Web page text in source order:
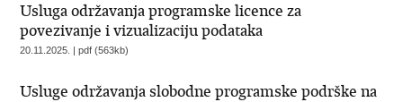
Usluga održavanja programske licence za
povezivanje i vizualizaciju podataka
20.11.2025. | pdf (563kb)
Usluge održavanja slobodne programske podrške na